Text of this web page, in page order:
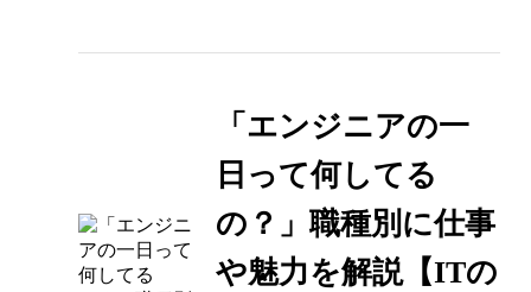
「エンジニアの一
日って何してる
の？」職種別に仕事
や魅力を解説【ITの